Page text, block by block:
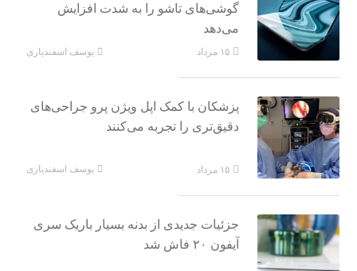
گوشی‌های تاشو را به شدت افزایش
می‌دهد
۱۵ مرداد یوسف اسفندیاری
پزشکان با کمک اپل ویژن پرو جراحی‌های
دقیق‌تری را تجربه می‌کنند
۱۵ مرداد یوسف اسفندیاری
جزئیات جدیدی از بدنه بسیار باریک سری
آیفون ۲۰ فاش شد